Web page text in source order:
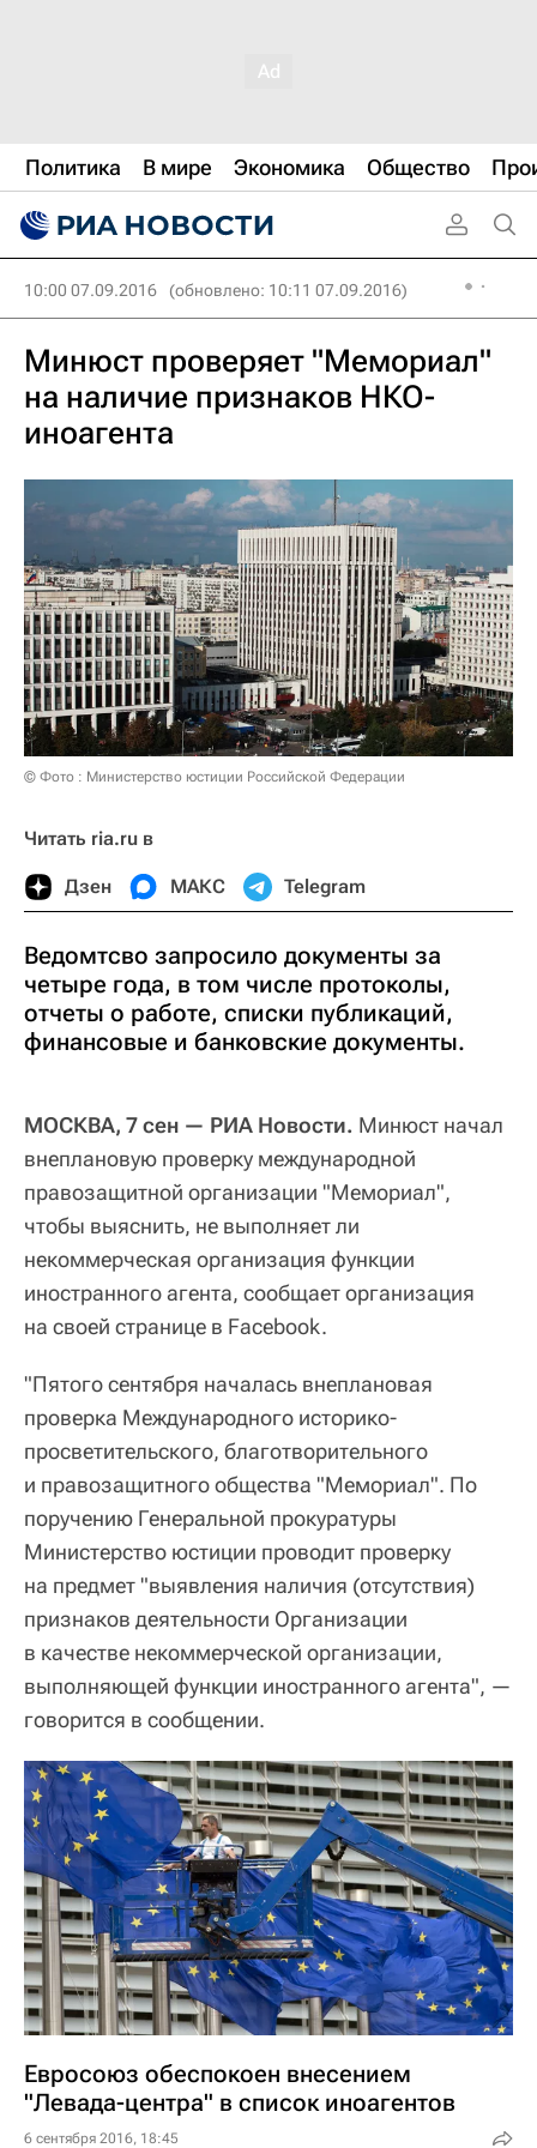
Политика В мире Экономика Общество
10:00 07.09.2016 (обновлено: 10:11 07.09.2016)
Минюст проверяет "Мемориал"
на наличие признаков НКО-
иноагента
© Фото : Министерство юстиции Российской Федерации
Читать ria.ru в
Дзен МАКС Telegram
Ведомтсво запросило документы за
четыре года, в том числе протоколы,
отчеты о работе, списки публикаций,
финансовые и банковские документы.
МОСКВА, 7 сен — РИА Новости. Минюст начал
внеплановую проверку международной
правозащитной организации "Мемориал",
чтобы выяснить, не выполняет ли
некоммерческая организация функции
иностранного агента, сообщает организация
на своей странице в Facebook.
"Пятого сентября началась внеплановая
проверка Международного историко-
просветительского, благотворительного
и правозащитного общества "Мемориал". По
поручению Генеральной прокуратуры
Министерство юстиции проводит проверку
на предмет "выявления наличия (отсутствия)
признаков деятельности Организации
в качестве некоммерческой организации,
выполняющей функции иностранного агента", —
говорится в сообщении.
Евросоюз обеспокоен внесением
"Левада-центра" в список иноагентов
6 сентября 2016, 18:45